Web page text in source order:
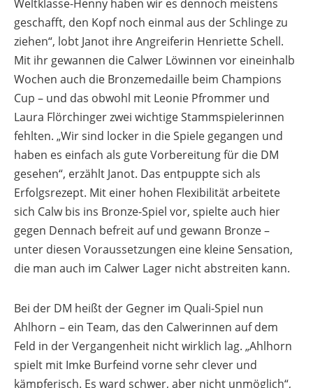
Weltklasse-Henny haben wir es dennoch meistens
geschafft, den Kopf noch einmal aus der Schlinge zu
ziehen“, lobt Janot ihre Angreiferin Henriette Schell.
Mit ihr gewannen die Calwer Löwinnen vor eineinhalb
Wochen auch die Bronzemedaille beim Champions
Cup – und das obwohl mit Leonie Pfrommer und
Laura Flörchinger zwei wichtige Stammspielerinnen
fehlten. „Wir sind locker in die Spiele gegangen und
haben es einfach als gute Vorbereitung für die DM
gesehen“, erzählt Janot. Das entpuppte sich als
Erfolgsrezept. Mit einer hohen Flexibilität arbeitete
sich Calw bis ins Bronze-Spiel vor, spielte auch hier
gegen Dennach befreit auf und gewann Bronze –
unter diesen Voraussetzungen eine kleine Sensation,
die man auch im Calwer Lager nicht abstreiten kann.
Bei der DM heißt der Gegner im Quali-Spiel nun
Ahlhorn – ein Team, das den Calwerinnen auf dem
Feld in der Vergangenheit nicht wirklich lag. „Ahlhorn
spielt mit Imke Burfeind vorne sehr clever und
kämpferisch. Es ward schwer, aber nicht unmöglich“,